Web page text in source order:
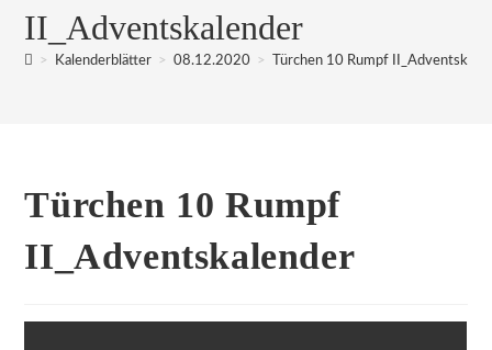
II_Adventskalender
> Kalenderblätter > 08.12.2020 > Türchen 10 Rumpf
Türchen 10 Rumpf
II_Adventskalender